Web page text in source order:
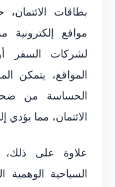
بطاقات
مواقع إلكترونية
لشركات السفر
المواقع، يتمكن
الحساسة من
الائتمان، مما يؤدي
علاوة على
السياحية الوهمية